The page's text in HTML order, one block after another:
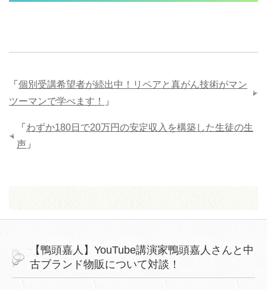
「 個別受講希望者が続出中！リペアと真がん技術がマン
ツーマンで学べます！
」
「 わずか180日で20万円の安定収入を構築した生徒の生
声 」
【鴨頭嘉人】YouTube講演家鴨頭嘉人さんと中
古ブランド物販について対談！